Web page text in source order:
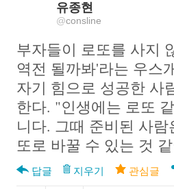
유종현
@consline
부자들이 로또를 사지
역전 될까봐'라는 우스
자기 힘으로 성공한 사
한다. "인생에는 로또
니다. 그때 준비된 사
또로 바꿀 수 있는 것
답글 지우기 관심글